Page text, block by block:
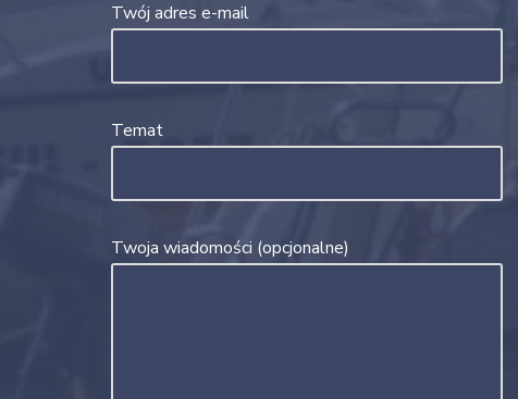
Twój adres e-mail
Temat
Twoja wiadomości (opcjonalne)